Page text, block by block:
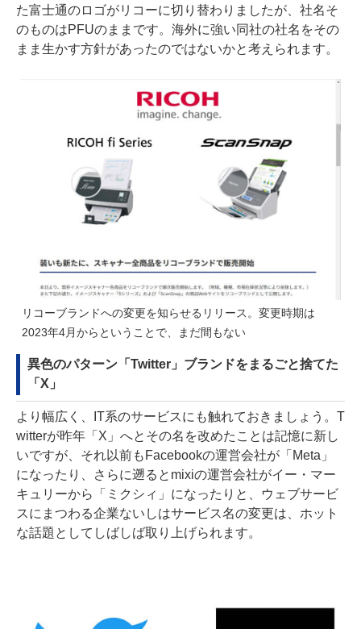
た富士通のロゴがリコーに切り替わりましたが、社名そ
のものはPFUのままです。海外に強い同社の社名をその
まま生かす方針があったのではないかと考えられます。
リコーブランドへの変更を知らせる リリース 。変更時期は
2023年4月からということで、まだ間もない
異色のパターン「Twitter」ブランドをまるごと捨てた
「X」
より幅広く、IT系のサービスにも触れておきましょう。T
witterが昨年「X」へとその名を改めたことは記憶に新し
いですが、それ以前もFacebookの運営会社が「Meta」
になったり、さらに遡るとmixiの運営会社がイー・マー
キュリーから「ミクシィ」になったりと、ウェブサービ
スにまつわる企業ないしはサービス名の変更は、ホット
な話題としてしばしば取り上げられます。